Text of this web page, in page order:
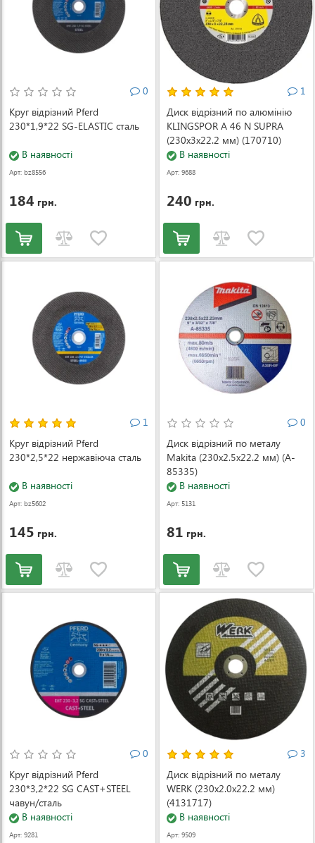
0
Круг відрізний Pferd
230*1,9*22 SG-ELASTIC сталь
В наявності
Арт: bz8556
184 грн.
1
Диск відрізний по алюмінію
KLINGSPOR A 46 N SUPRA
(230x3x22.2 мм) (170710)
В наявності
Арт: 9688
240 грн.
1
Круг відрізний Pferd
230*2,5*22 нержавіюча сталь
В наявності
Арт: bz5602
145 грн.
0
Диск відрізний по металу
Makita (230x2.5x22.2 мм) (A-
85335)
В наявності
Арт: 5131
81 грн.
0
Круг відрізний Pferd
230*3,2*22 SG CAST+STEEL
чавун/сталь
В наявності
Арт: 9281
3
Диск відрізний по металу
WERK (230x2.0x22.2 мм)
(4131717)
В наявності
Арт: 9509